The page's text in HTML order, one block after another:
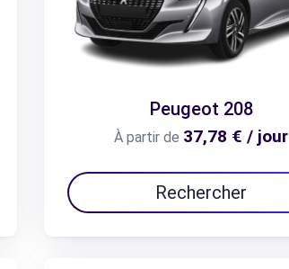
Peugeot 208
À partir de 37,78 € / jour
Rechercher